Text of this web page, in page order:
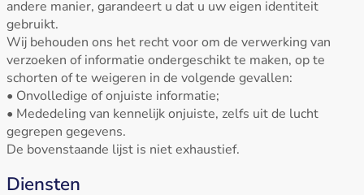
andere manier, garandeert u dat u uw eigen identiteit
gebruikt.
Wij behouden ons het recht voor om de verwerking van
verzoeken of informatie ondergeschikt te maken, op te
schorten of te weigeren in de volgende gevallen:
• Onvolledige of onjuiste informatie;
• Mededeling van kennelijk onjuiste, zelfs uit de lucht
gegrepen gegevens.
De bovenstaande lijst is niet exhaustief.
Diensten